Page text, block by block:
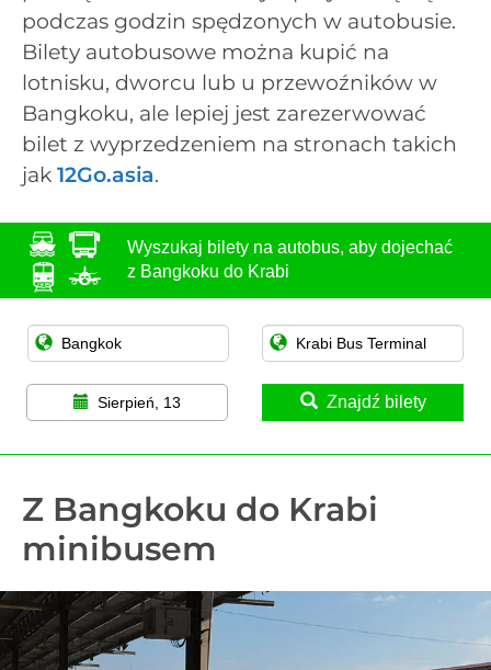
podczas godzin spędzonych w autobusie.
Bilety autobusowe można kupić na
lotnisku, dworcu lub u przewoźników w
Bangkoku, ale lepiej jest zarezerwować
bilet z wyprzedzeniem na stronach takich
jak 12Go.asia.
Wyszukaj bilety na autobus, aby dojechać
z Bangkoku do Krabi
Sierpień, 13 Znajdź bilety
Z Bangkoku do Krabi
minibusem